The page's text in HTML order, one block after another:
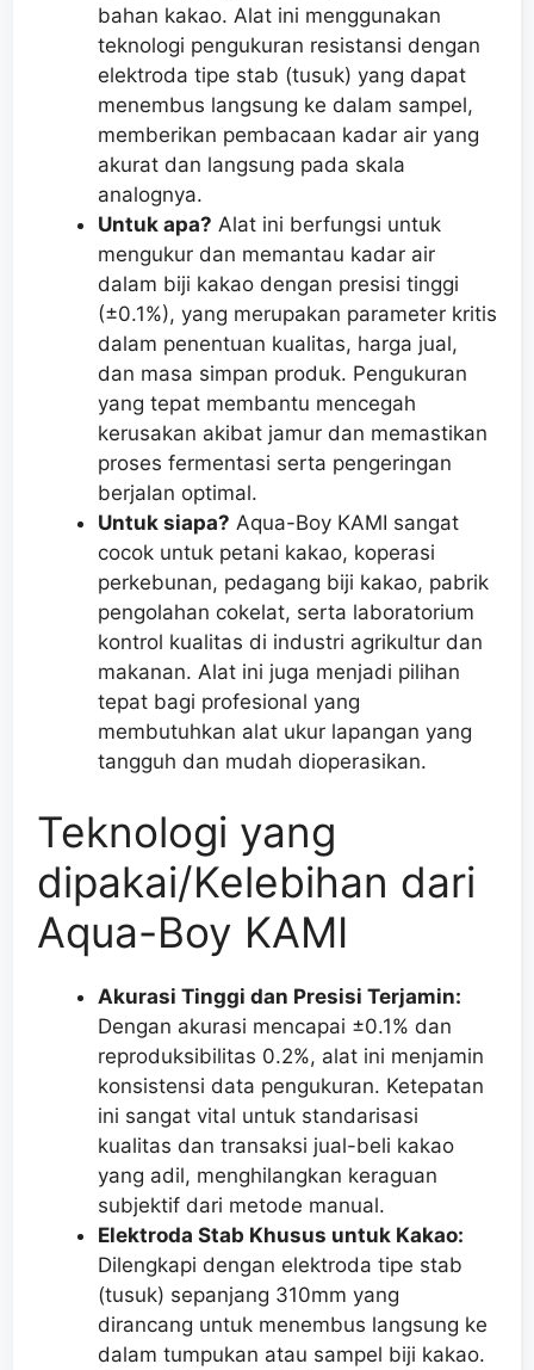
bahan kakao. Alat ini menggunakan
teknologi pengukuran resistansi dengan
elektroda tipe stab (tusuk) yang dapat
menembus langsung ke dalam sampel,
memberikan pembacaan kadar air yang
akurat dan langsung pada skala
analognya.
Untuk apa? Alat ini berfungsi untuk
mengukur dan memantau kadar air
dalam biji kakao dengan presisi tinggi
(±0.1%), yang merupakan parameter kritis
dalam penentuan kualitas, harga jual,
dan masa simpan produk. Pengukuran
yang tepat membantu mencegah
kerusakan akibat jamur dan memastikan
proses fermentasi serta pengeringan
berjalan optimal.
Untuk siapa? Aqua-Boy KAMI sangat
cocok untuk petani kakao, koperasi
perkebunan, pedagang biji kakao, pabrik
pengolahan cokelat, serta laboratorium
kontrol kualitas di industri agrikultur dan
makanan. Alat ini juga menjadi pilihan
tepat bagi profesional yang
membutuhkan alat ukur lapangan yang
tangguh dan mudah dioperasikan.
Teknologi yang
dipakai/Kelebihan dari
Aqua-Boy KAMI
Akurasi Tinggi dan Presisi Terjamin:
Dengan akurasi mencapai ±0.1% dan
reproduksibilitas 0.2%, alat ini menjamin
konsistensi data pengukuran. Ketepatan
ini sangat vital untuk standarisasi
kualitas dan transaksi jual-beli kakao
yang adil, menghilangkan keraguan
subjektif dari metode manual.
Elektroda Stab Khusus untuk Kakao:
Dilengkapi dengan elektroda tipe stab
(tusuk) sepanjang 310mm yang
dirancang untuk menembus langsung ke
dalam tumpukan atau sampel biji kakao.